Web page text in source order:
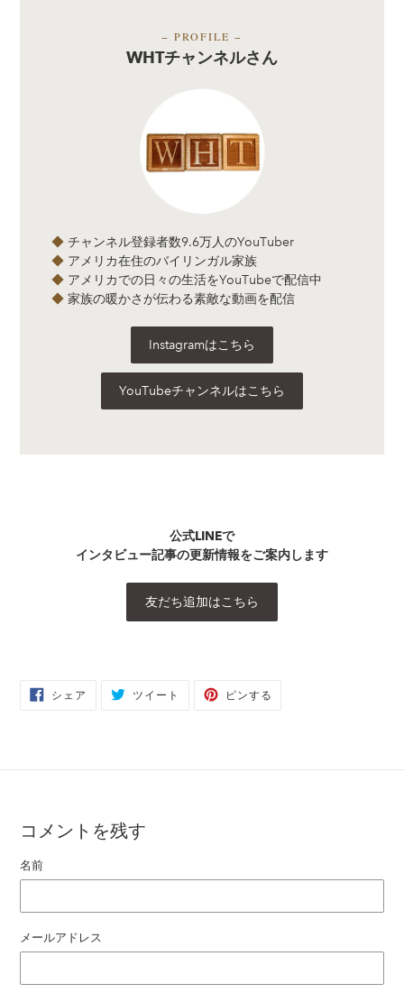
− PROFILE −
WHTチャンネルさん
◆ チャンネル登録者数9.6万人のYouTuber
◆ アメリカ在住のバイリンガル家族
◆ アメリカでの日々の生活をYouTubeで配信中
◆ 家族の暖かさが伝わる素敵な動画を配信
Instagramはこちら
YouTubeチャンネルはこちら
公式LINEで
インタビュー記事の更新情報をご案内します
友だち追加はこちら
シェア FACEBOOKツイート
TWITTERピンする
コメントを残す
名前
メールアドレス